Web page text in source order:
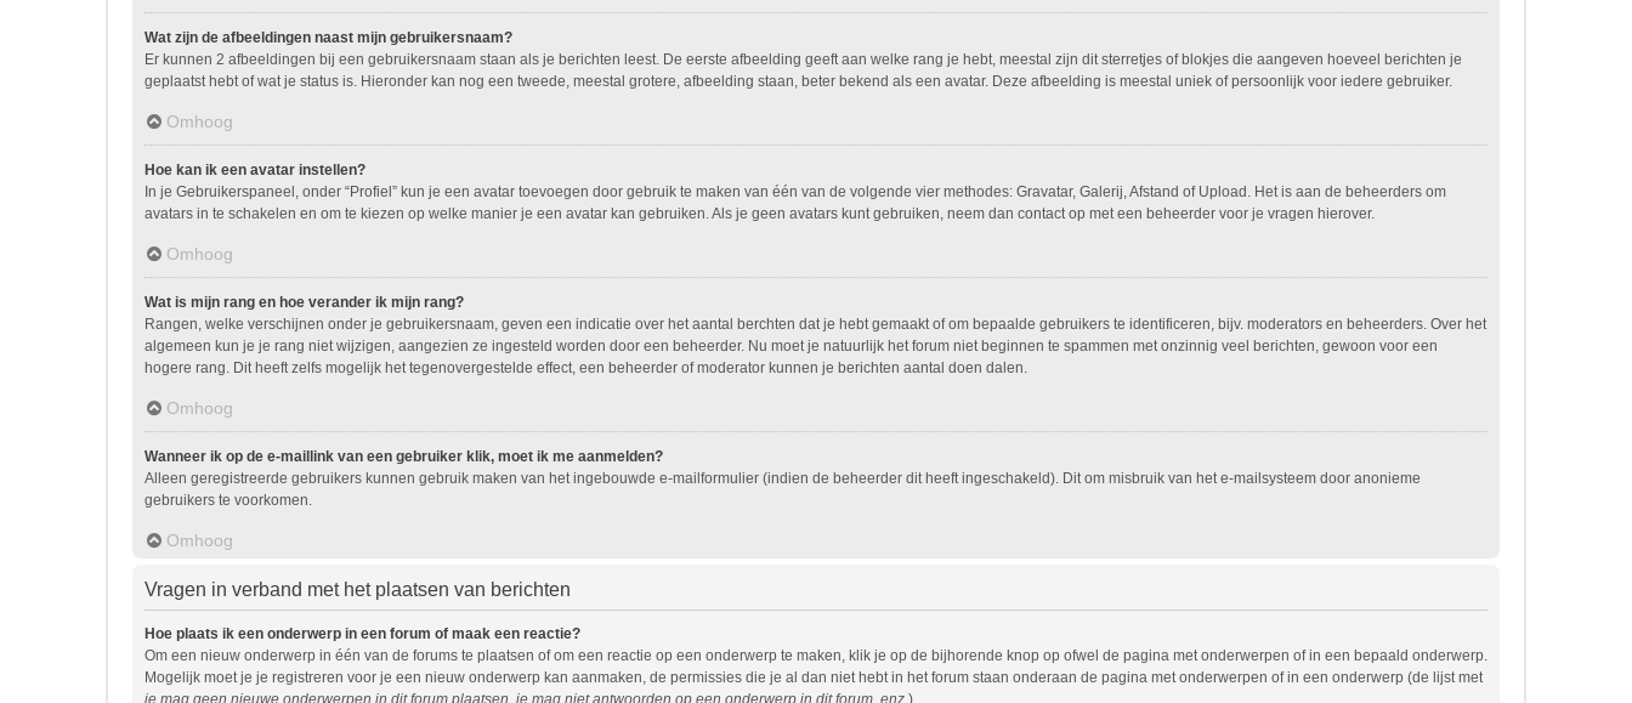
Wat zijn de afbeeldingen naast mijn gebruikersnaam?
Er kunnen 2 afbeeldingen bij een gebruikersnaam staan als je berichten leest. De eerste afbeelding geeft aan welke rang je hebt, meestal zijn dit sterretjes of blokjes die aangeven hoeveel berichten je
geplaatst hebt of wat je status is. Hieronder kan nog een tweede, meestal grotere, afbeelding staan, beter bekend als een avatar. Deze afbeelding is meestal uniek of persoonlijk voor iedere gebruiker.
Omhoog
Hoe kan ik een avatar instellen?
In je Gebruikerspaneel, onder “Profiel” kun je een avatar toevoegen door gebruik te maken van één van de volgende vier methodes: Gravatar, Galerij, Afstand of Upload. Het is aan de beheerders om
avatars in te schakelen en om te kiezen op welke manier je een avatar kan gebruiken. Als je geen avatars kunt gebruiken, neem dan contact op met een beheerder voor je vragen hierover.
Omhoog
Wat is mijn rang en hoe verander ik mijn rang?
Rangen, welke verschijnen onder je gebruikersnaam, geven een indicatie over het aantal berchten dat je hebt gemaakt of om bepaalde gebruikers te identificeren, bijv. moderators en beheerders. Over het
algemeen kun je je rang niet wijzigen, aangezien ze ingesteld worden door een beheerder. Nu moet je natuurlijk het forum niet beginnen te spammen met onzinnig veel berichten, gewoon voor een
hogere rang. Dit heeft zelfs mogelijk het tegenovergestelde effect, een beheerder of moderator kunnen je berichten aantal doen dalen.
Omhoog
Wanneer ik op de e-maillink van een gebruiker klik, moet ik me aanmelden?
Alleen geregistreerde gebruikers kunnen gebruik maken van het ingebouwde e-mailformulier (indien de beheerder dit heeft ingeschakeld). Dit om misbruik van het e-mailsysteem door anonieme
gebruikers te voorkomen.
Omhoog
Vragen in verband met het plaatsen van berichten
Hoe plaats ik een onderwerp in een forum of maak een reactie?
Om een nieuw onderwerp in één van de forums te plaatsen of om een reactie op een onderwerp te maken, klik je op de bijhorende knop op ofwel de pagina met onderwerpen of in een bepaald onderwerp.
Mogelijk moet je je registreren voor je een nieuw onderwerp kan aanmaken, de permissies die je al dan niet hebt in het forum staan onderaan de pagina met onderwerpen of in een onderwerp (de lijst met
je mag geen nieuwe onderwerpen in dit forum plaatsen, je mag niet antwoorden op een onderwerp in dit forum, enz. ).